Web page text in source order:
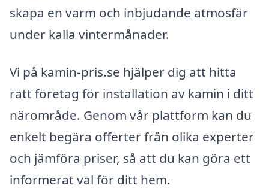
skapa en varm och inbjudande atmosfär
under kalla vintermånader.
Vi på kamin-pris.se hjälper dig att hitta
rätt företag för installation av kamin i ditt
närområde. Genom vår plattform kan du
enkelt begära offerter från olika experter
och jämföra priser, så att du kan göra ett
informerat val för ditt hem.